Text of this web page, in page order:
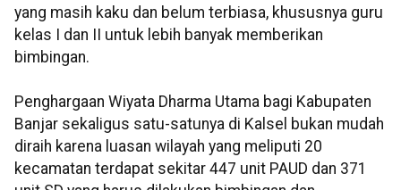
yang masih kaku dan belum terbiasa, khususnya guru
kelas I dan II untuk lebih banyak memberikan
bimbingan.
Penghargaan Wiyata Dharma Utama bagi Kabupaten
Banjar sekaligus satu-satunya di Kalsel bukan mudah
diraih karena luasan wilayah yang meliputi 20
kecamatan terdapat sekitar 447 unit PAUD dan 371